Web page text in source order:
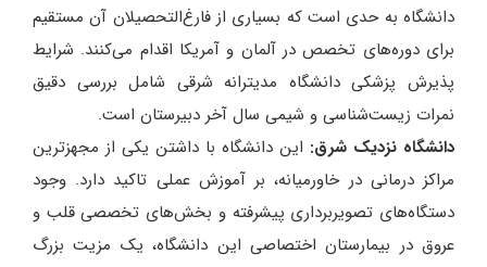
دانشگاه به حدی است که بسیاری از فارغ‌التحصیلان آن مستقیم
برای دوره‌های تخصص در آلمان و آمریکا اقدام می‌کنند. شرایط
پذیرش پزشکی دانشگاه مدیترانه شرقی شامل بررسی دقیق
نمرات زیست‌شناسی و شیمی سال آخر دبیرستان است.
دانشگاه نزدیک شرق: این دانشگاه با داشتن یکی از مجهزترین
مراکز درمانی در خاورمیانه، بر آموزش عملی تاکید دارد. وجود
دستگاه‌های تصویربرداری پیشرفته و بخش‌های تخصصی قلب و
عروق در بیمارستان اختصاصی این دانشگاه، یک مزیت بزرگ